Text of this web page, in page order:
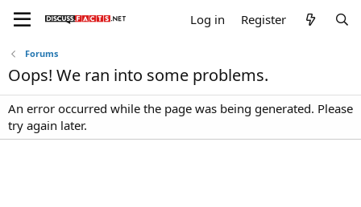
Log in Register
Forums
Oops! We ran into some problems.
An error occurred while the page was being generated. Please
try again later.